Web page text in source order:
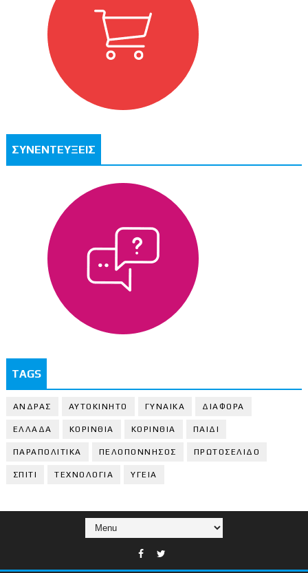
ΣΥΝΕΝΤΕΥΞΕΙΣ
TAGS
ΑΝΔΡΑΣ ΑΥΤΟΚΙΝΗΤΟ ΓΥΝΑΙΚΑ ΔΙΑΦΟΡΑ
ΕΛΛΑΔΑ ΚΟΡΙΝΘΙΑ ΚΟΡΙΝΘΙA ΠΑΙΔΙ
ΠΑΡΑΠΟΛΙΤΙΚΑ ΠΕΛΟΠΟΝΝΗΣΟΣ ΠΡΩΤΟΣΕΛΙΔΟ
ΣΠΙΤΙ ΤΕΧΝΟΛΟΓΙΑ ΥΓΕΙΑ